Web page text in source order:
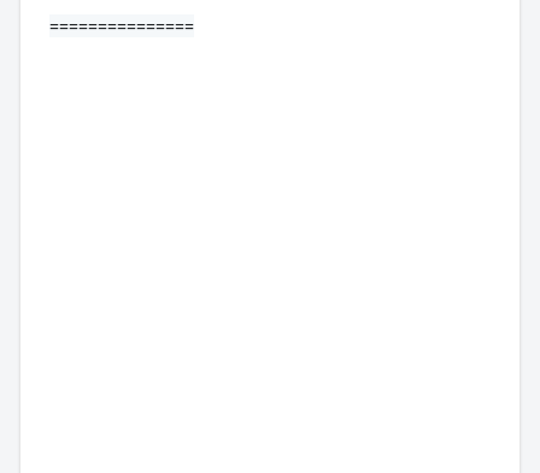
===============